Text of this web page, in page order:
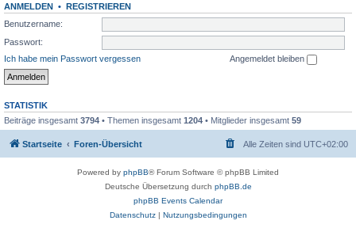
ANMELDEN • REGISTRIEREN
Benutzername:
Passwort:
Ich habe mein Passwort vergessen
Angemeldet bleiben
STATISTIK
Beiträge insgesamt 3794 • Themen insgesamt 1204 • Mitglieder insgesamt 59
Startseite Foren-Übersicht Alle Zeiten sind UTC+02:00
Powered by phpBB® Forum Software © phpBB Limited
Deutsche Übersetzung durch phpBB.de
phpBB Events Calendar
Datenschutz| Nutzungsbedingungen